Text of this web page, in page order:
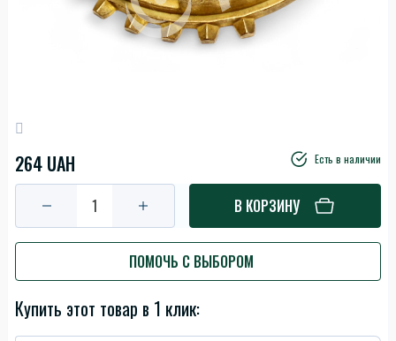
264 UAH Есть в наличии
В КОРЗИНУ
ПОМОЧЬ С ВЫБОРОМ
Купить этот товар в 1 клик: